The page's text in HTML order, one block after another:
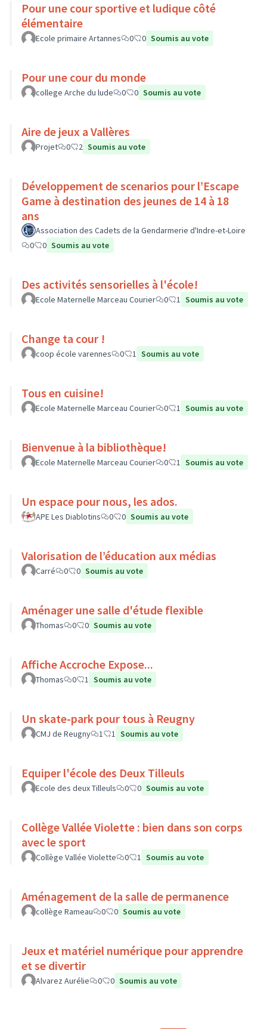
Pour une cour sportive et ludique côté
élémentaire
Ecole primaire Artannes 0 0 Soumis au vote
Pour une cour du monde
college Arche du lude 0 0 Soumis au vote
Aire de jeux a Vallères
Projet 0 2 Soumis au vote
Développement de scenarios pour l’Escape
Game à destination des jeunes de 14 à 18
ans
Association des Cadets de la Gendarmerie d'Indre-et-Loire
0
0 Soumis au vote
Des activités sensorielles à l'école!
Ecole Maternelle Marceau Courier 0 1 Soumis au vote
Change ta cour !
coop école varennes 0 1 Soumis au vote
Tous en cuisine!
Ecole Maternelle Marceau Courier 0 1 Soumis au vote
Bienvenue à la bibliothèque!
Ecole Maternelle Marceau Courier 0 1 Soumis au vote
Un espace pour nous, les ados.
APE Les Diablotins 0 0 Soumis au vote
Valorisation de l’éducation aux médias
Carré 0 0 Soumis au vote
Aménager une salle d'étude flexible
Thomas 0 0 Soumis au vote
Affiche Accroche Expose...
Thomas 0 1 Soumis au vote
Un skate-park pour tous à Reugny
CMJ de Reugny 1 1 Soumis au vote
Equiper l'école des Deux Tilleuls
Ecole des deux Tilleuls 0 0 Soumis au vote
Collège Vallée Violette : bien dans son corps
avec le sport
Collège Vallée Violette 0 1 Soumis au vote
Aménagement de la salle de permanence
collège Rameau 0 0 Soumis au vote
Jeux et matériel numérique pour apprendre
et se divertir
Alvarez Aurélie 0 0 Soumis au vote